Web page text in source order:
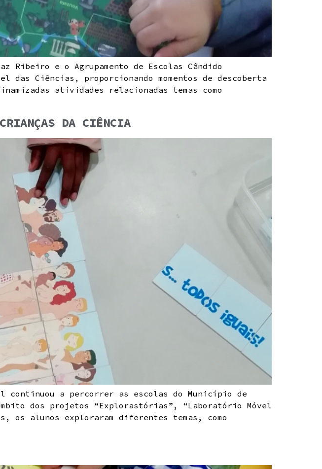
Ribeiro e o Agrupamento de Escolas Cândido
das Ciências, proporcionando momentos de descoberta
atividades relacionadas temas como
DA CIÊNCIA
continuou a percorrer as escolas do Município de
dos projetos “Explorastórias”, “Laboratório Móvel
os alunos exploraram diferentes temas, como